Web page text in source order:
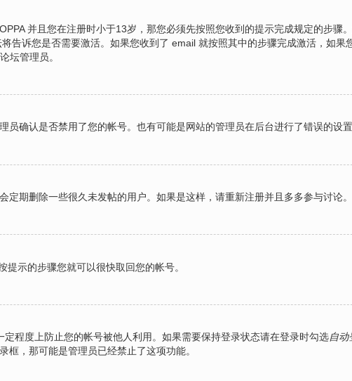
并且您在注册时小于13岁，那您必须先按照您收到的提示完成规定的步骤
告诉您是否需要激活。如果您收到了 email 就按照其中的步骤完成激活，如果
坛管理员。
确认是否禁用了您的帐号。也有可能是网站的管理员在后台进行了错误的设
期删除一些很久未发帖的用户。如果是这样，请重新注册并且多多参与讨论。
提示的步骤您就可以很快取回您的帐号。
程度上防止您的帐号被他人利用。如果需要保持登录状态请在登录时勾选自动
，那可能是管理员已经禁止了这项功能。